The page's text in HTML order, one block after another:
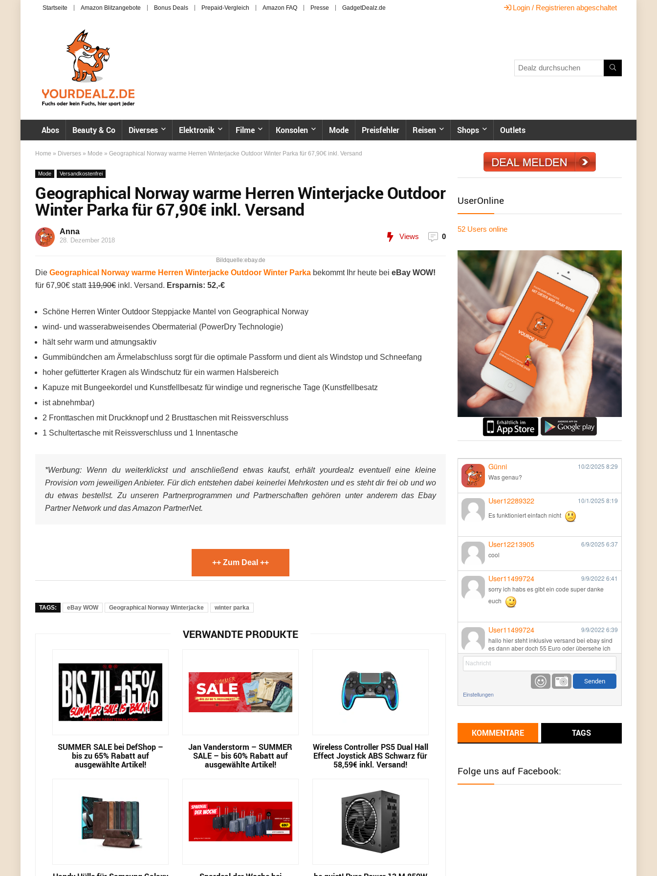
Startseite Amazon Blitzangebote Bonus Deals Prepaid-Vergleich Amazon FAQ Presse GadgetDealz.de Login / Registrieren abgeschaltet
Abos Beauty & Co Diverses Elektronik Filme Konsolen Mode Preisfehler Reisen Shops Outlets
Home » Diverses » Mode » Geographical Norway warme Herren Winterjacke Outdoor Winter Parka für 67,90€ inkl. Versand
Mode Versandkostenfrei
Geographical Norway warme Herren Winterjacke Outdoor
Winter Parka für 67,90€ inkl. Versand
Anna
28. Dezember 2018 Views 0
Bildquelle:ebay.de
Die Geographical Norway warme Herren Winterjacke Outdoor Winter Parka bekommt Ihr heute bei eBay WOW!
für 67,90€ statt119,90€ inkl. Versand. Ersparnis: 52,-€
Schöne Herren Winter Outdoor Steppjacke Mantel von Geographical Norway
wind- und wasserabweisendes Obermaterial (PowerDry Technologie)
hält sehr warm und atmungsaktiv
Gummibündchen am Ärmelabschluss sorgt für die optimale Passform und dient als Windstop und Schneefang
hoher gefütterter Kragen als Windschutz für ein warmen Halsbereich
Kapuze mit Bungeekordel und Kunstfellbesatz für windige und regnerische Tage (Kunstfellbesatz
ist abnehmbar)
2 Fronttaschen mit Druckknopf und 2 Brusttaschen mit Reissverschluss
1 Schultertasche mit Reissverschluss und 1 Innentasche
*Werbung: Wenn du weiterklickst und anschließend etwas kaufst, erhält yourdealz eventuell eine kleine
Provision vom jeweiligen Anbieter. Für dich entstehen dabei keinerlei Mehrkosten und es steht dir frei ob und wo
du etwas bestellst. Zu unseren Partnerprogrammen und Partnerschaften gehören unter anderem das Ebay
Partner Network und das Amazon PartnerNet.
++ Zum Deal ++
TAGS: eBay WOW Geographical Norway Winterjacke winter parka
VERWANDTE PRODUKTE
SUMMER SALE bei DefShop –
bis zu 65% Rabatt auf
ausgewählte Artikel!
Jan Vanderstorm – SUMMER
SALE – bis 60% Rabatt auf
ausgewählte Artikel!
Wireless Controller PS5 Dual Hall
Effect Joystick ABS Schwarz für
58,59€ inkl. Versand!
UserOnline
52 Users online
Günni 10/2/2025 8:29
Was genau?
User12289322 10/1/2025 8:19
Es funktioniert einfach nicht
User12213905 6/9/2025 6:37
cool
User11499724 9/9/2022 6:41
sorry ich habs es gibt ein code super danke
euch
User11499724 9/9/2022 6:39
hallo hier steht inklusive versand bei ebay sind
es dann aber doch 55 Euro oder übersehe ich
etwas
9/1/20226:17
Ich glaube du hast den Sinn eines
Schnäppchenblogs noch immer nicht
Günni 9/1/2022
meisten Deals sind Tagespreise!
Einstellungen
KOMMENTARE TAGS
Folge uns auf Facebook: